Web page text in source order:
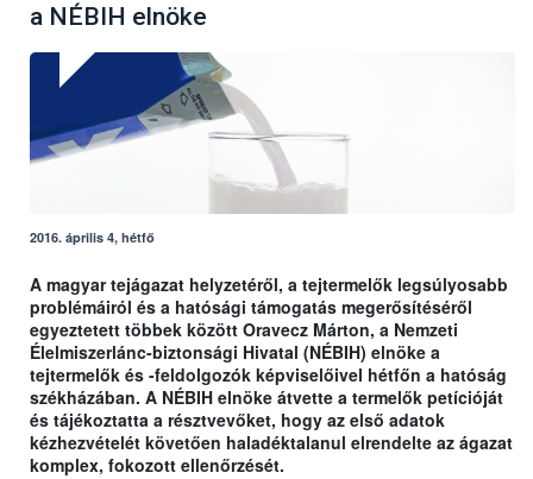
a NÉBIH elnöke
2016. április 4, hétfő
A magyar tejágazat helyzetéről, a tejtermelők legsúlyosabb
problémáiról és a hatósági támogatás megerősítéséről
egyeztetett többek között Oravecz Márton, a Nemzeti
Élelmiszerlánc-biztonsági Hivatal (NÉBIH) elnöke a
tejtermelők és -feldolgozók képviselőivel hétfőn a hatóság
székházában. A NÉBIH elnöke átvette a termelők petícióját
és tájékoztatta a résztvevőket, hogy az első adatok
kézhezvételét követően haladéktalanul elrendelte az ágazat
komplex, fokozott ellenőrzését.